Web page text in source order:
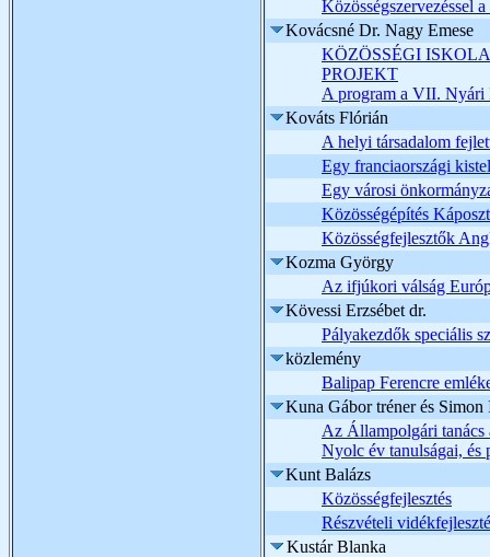
Közösségszervezéssel
Kovácsné Dr. Nagy Emese
KÖZÖSSÉGI
PROJEKT
A program a VII. Nyári
Kováts Flórián
A helyi társadalom
Egy franciaországi
Egy városi
Közösségépítés
Közösségfejlesztők
Kozma György
Az ifjúkori válság
Kövessi Erzsébet dr.
Pályakezdők speciális
közlemény
Balipap Ferencre
Kuna Gábor tréner és
Az Állampolgári tanács
Nyolc év tanulságai, és
Kunt Balázs
Közösségfejlesztés
Részvételi
Kustár Blanka